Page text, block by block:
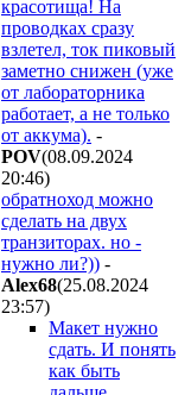
красотища! На
проводках сразу
взлетел, ток пиковый
заметно снижен (уже
от лабораторника
работает, а не только
от аккума). -
POV(08.09.2024
20:46)
обратноход можно
сделать на двух
транзиторах. но -
нужно ли?)) -
Alex68(25.08.2024
23:57)
Макет нужно
сдать. И понять
как быть